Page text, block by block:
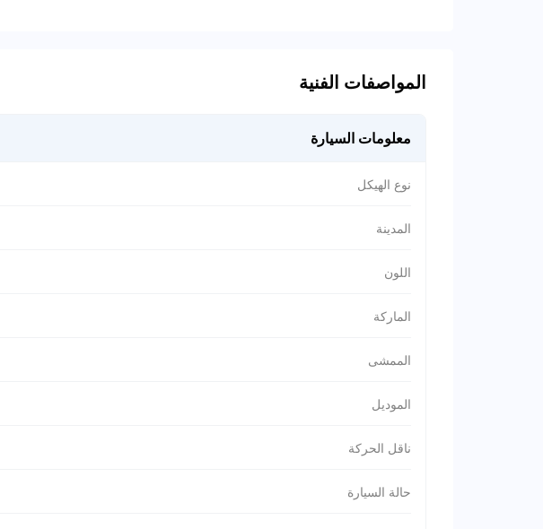
المواصفات الفنية
معلومات السيارة
نوع الهيكل
المدينة
اللون
الماركة
الممشى
الموديل
ناقل الحركة
حالة السيارة